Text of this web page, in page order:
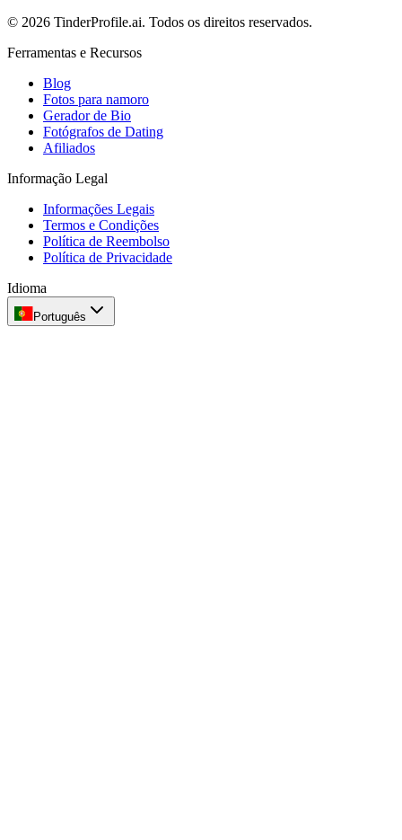
© 2026 TinderProfile.ai. Todos os direitos reservados.
Ferramentas e Recursos
Blog
Fotos para namoro
Gerador de Bio
Fotógrafos de Dating
Afiliados
Informação Legal
Informações Legais
Termos e Condições
Política de Reembolso
Política de Privacidade
Idioma
Português